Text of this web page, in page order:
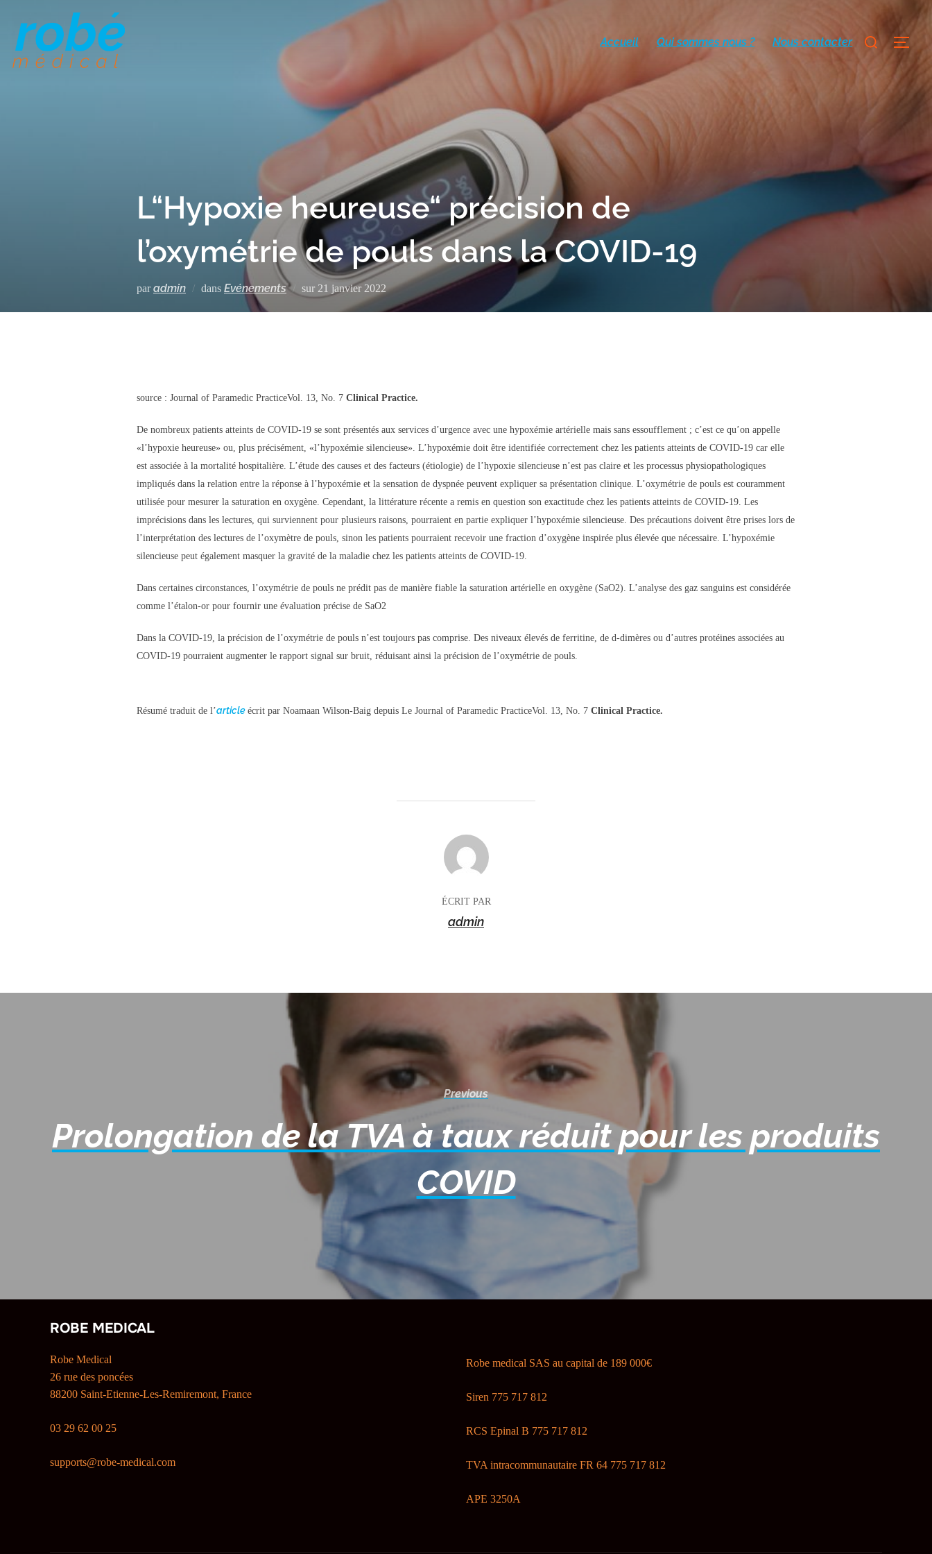
Accueil Qui sommes nous ? Nous contacter
L“Hypoxie heureuse“ précision de
l’oxymétrie de pouls dans la COVID-19
paradmin dans Evénements sur 21 janvier 2022
source : Journal of Paramedic PracticeVol. 13, No. 7 Clinical Practice.
De nombreux patients atteints de COVID-19 se sont présentés aux services d’urgence avec une hypoxémie artérielle mais sans essoufflement ; c’est ce qu’on appelle
«l’hypoxie heureuse» ou, plus précisément, «l’hypoxémie silencieuse». L’hypoxémie doit être identifiée correctement chez les patients atteints de COVID-19 car elle
est associée à la mortalité hospitalière. L’étude des causes et des facteurs (étiologie) de l’hypoxie silencieuse n’est pas claire et les processus physiopathologiques
impliqués dans la relation entre la réponse à l’hypoxémie et la sensation de dyspnée peuvent expliquer sa présentation clinique. L’oxymétrie de pouls est couramment
utilisée pour mesurer la saturation en oxygène. Cependant, la littérature récente a remis en question son exactitude chez les patients atteints de COVID-19. Les
imprécisions dans les lectures, qui surviennent pour plusieurs raisons, pourraient en partie expliquer l’hypoxémie silencieuse. Des précautions doivent être prises lors de
l’interprétation des lectures de l’oxymètre de pouls, sinon les patients pourraient recevoir une fraction d’oxygène inspirée plus élevée que nécessaire. L’hypoxémie
silencieuse peut également masquer la gravité de la maladie chez les patients atteints de COVID-19.
Dans certaines circonstances, l’oxymétrie de pouls ne prédit pas de manière fiable la saturation artérielle en oxygène (SaO2). L’analyse des gaz sanguins est considérée
comme l’étalon-or pour fournir une évaluation précise de SaO2
Dans la COVID-19, la précision de l’oxymétrie de pouls n’est toujours pas comprise. Des niveaux élevés de ferritine, de d-dimères ou d’autres protéines associées au
COVID-19 pourraient augmenter le rapport signal sur bruit, réduisant ainsi la précision de l’oxymétrie de pouls.
Résumé traduit de l’article écrit par Noamaan Wilson-Baig depuis Le Journal of Paramedic PracticeVol. 13, No. 7 Clinical Practice.
AUTEUR DE LA PUBLICATION
ÉCRIT PAR
admin
Previous
Prolongation de la TVA à taux réduit pour les produits
COVID
ROBE MEDICAL
Robe Medical
26 rue des poncées
88200 Saint-Etienne-Les-Remiremont, France
03 29 62 00 25
supports@robe-medical.com
Robe medical SAS au capital de 189 000€
Siren 775 717 812
RCS Epinal B 775 717 812
TVA intracommunautaire FR 64 775 717 812
APE 3250A